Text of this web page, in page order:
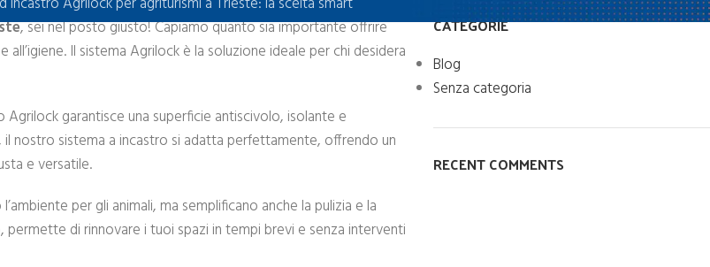
, sei nel posto giusto! Capiamo quanto sia importante offrire
Il sistema Agrilock è la soluzione ideale per chi desidera
garantisce una superficie antiscivolo, isolante e
nostro sistema a incastro si adatta perfettamente, offrendo un
e versatile.
per gli animali, ma semplificano anche la pulizia e la
di rinnovare i tuoi spazi in tempi brevi e senza interventi
CATEGORIE
Blog
Senza categoria
RECENT COMMENTS